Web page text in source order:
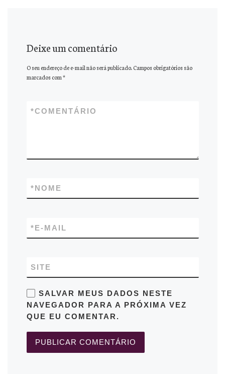
Deixe um comentário
O seu endereço de e-mail não será publicado. Campos obrigatórios são
marcados com*
COMENTÁRIO
*
NOME
*
E-MAIL
*
SITE
SALVAR MEUS DADOS NESTE
NAVEGADOR PARA A PRÓXIMA VEZ
QUE EU COMENTAR.